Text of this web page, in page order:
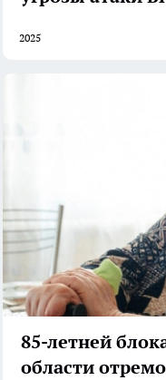
2025
85-летней
области